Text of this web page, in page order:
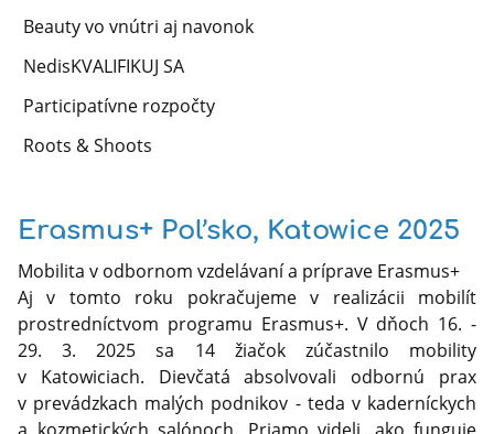
Beauty vo vnútri aj navonok
NedisKVALIFIKUJ SA
Participatívne rozpočty
Roots & Shoots
Erasmus+ Poľsko, Katowice 2025
Mobilita v odbornom vzdelávaní a príprave Erasmus+
Aj v tomto roku pokračujeme v realizácii mobilít
prostredníctvom programu Erasmus+. V dňoch 16. -
29. 3. 2025 sa 14 žiačok zúčastnilo mobility
v Katowiciach. Dievčatá absolvovali odbornú prax
v prevádzkach malých podnikov - teda v kaderníckych